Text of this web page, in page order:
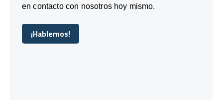
en contacto con nosotros hoy mismo.
¡Hablemos!
¡Hablemos!